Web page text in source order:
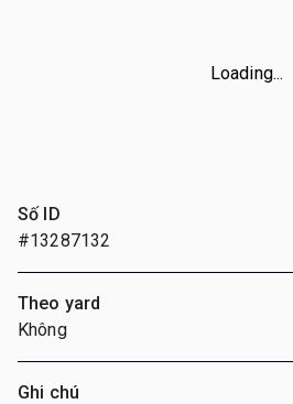
Loading...
Số ID
#13287132
Theo yard
Không
Ghi chú